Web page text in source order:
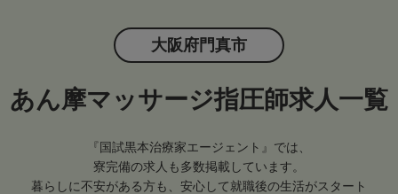
大阪府門真市
あん摩マッサージ指圧師求人一覧
『国試黒本治療家エージェント』では、
寮完備の求人も多数掲載しています。
暮らしに不安がある方も、安心して就職後の生活がスタート